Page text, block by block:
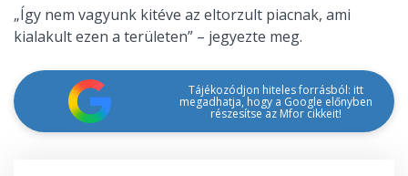
„Így nem vagyunk kitéve az eltorzult piacnak, ami
kialakult ezen a területen” – jegyezte meg.
Tájékozódjon hiteles forrásból: itt
megadhatja, hogy a Google előnyben
részesítse az Mfor cikkeit!